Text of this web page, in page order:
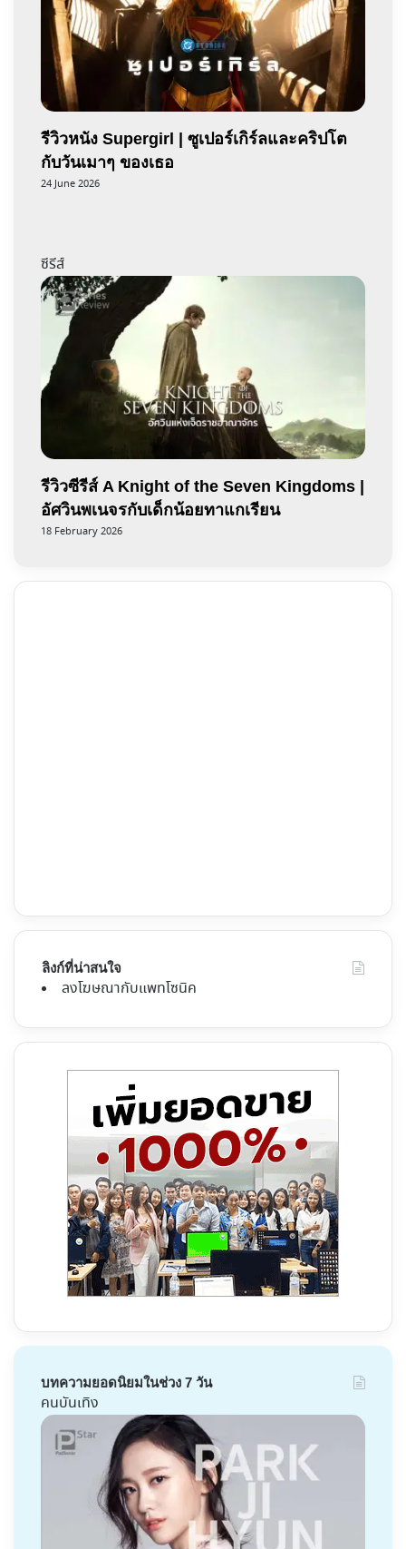
รีวิวหนัง Supergirl | ซูเปอร์เกิร์ลและคริปโต
กับวันเมาๆ ของเธอ
24 June 2026
ซีรีส์
รีวิวซีรีส์ A Knight of the Seven Kingdoms |
อัศวินพเนจรกับเด็กน้อยทาแกเรียน
18 February 2026
ลิงก์ที่น่าสนใจ
ลงโฆษณากับแพทโซนิค
บทความยอดนิยมในช่วง 7 วัน
คนบันเทิง